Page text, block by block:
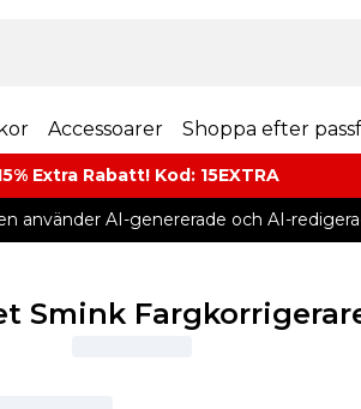
Accessoarer Shoppa efter
Extra Rabatt! Kod: 15EXTRA
använder AI-genererade och AI-
Smink